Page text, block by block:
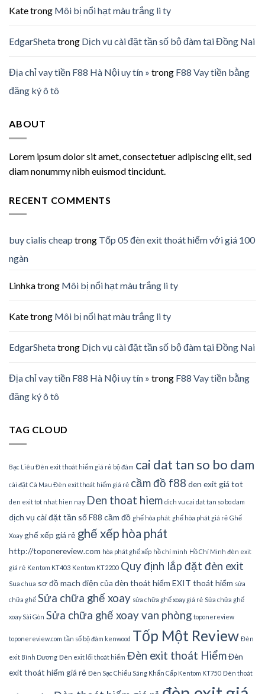
Katetrong Môi bị nổi hạt màu trắng li ty
EdgarShetatrong Dịch vụ cài đặt tần số bộ đàm tại Đồng Nai
Địa chỉ vay tiền F88 Hà Nội uy tín » trong F88 Vay tiền bằng
đăng ký ô tô
ABOUT
Lorem ipsum dolor sit amet, consectetuer adipiscing elit, sed
diam nonummy nibh euismod tincidunt.
RECENT COMMENTS
buy cialis cheap trong Tốp 05 đèn exit thoát hiểm với giá 100
ngàn
Linhkatrong Môi bị nổi hạt màu trắng li ty
Katetrong Môi bị nổi hạt màu trắng li ty
EdgarShetatrong Dịch vụ cài đặt tần số bộ đàm tại Đồng Nai
Địa chỉ vay tiền F88 Hà Nội uy tín » trong F88 Vay tiền bằng
đăng ký ô tô
TAG CLOUD
Bạc Liêu Đèn exit thoát hiểm giá rẻ bộ đàm cai dat tan so bo dam
cài đặt Cà Mau Đèn exit thoát hiểm giá rẻ cầm đồ f88 den exit giá tot
den exit tot nhat hien nay Den thoat hiem dich vu cai dat tan so bo dam
dịch vụ cài đặt tần sốF88 cầm đồ ghế hòa phát ghế hòa phát giá rẻ Ghế
Xoay ghế xếp giá rẻ ghế xếp hòa phát
http://toponereview.com hòa phát ghế xếp hồ chí minh Hồ Chí Minh đèn exit
giá rẻ Kentom KT403 Kentom KT2200 Quy định lắp đặt đèn exit
Sua chua sơ đồ mạch điện của đèn thoát hiểm EXIT thoát hiểm sửa
chữa ghế Sửa chữa ghế xoay sửa chữa ghế xoay giá rẻ Sửa chữa ghế
xoay Sài Gòn Sửa chữa ghế xoay van phòng toponereview
toponereview.com tần số bộ đàm kenwood Tốp Một Review Đèn
exit Bình Dương Đèn exit lối thoát hiểm Đèn exit thoát HiểmĐèn
exit thoát hiểm giá rẻ Đèn Sạc Chiếu Sáng Khẩn Cấp Kentom KT750 Đèn thoát